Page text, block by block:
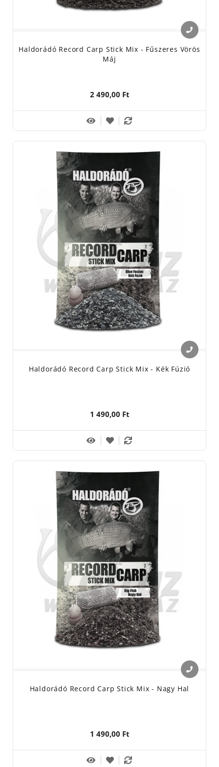
Haldorádó Record Carp Stick Mix - Fűszeres Vörös
Máj
2 490,00 Ft
Haldorádó Record Carp Stick Mix - Kék Fúzió
1 490,00 Ft
Haldorádó Record Carp Stick Mix - Nagy Hal
1 490,00 Ft